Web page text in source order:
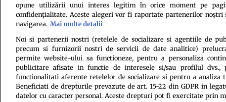
opune utilizării unui interes legitim în orice moment pe
confidențialitate. Aceste alegeri vor fi raportate partenerilor noștri
navigarea. Mai multe detalii
Noi si partenerii nostri (retelele de socializare si agentiile de
precum si furnizorii nostri de servicii de date analitice)
permite website-ului sa functioneze, pentru a personaliza
publicitare afisate in functie de interesele si/sau profilul
functionalitati aferente retelelor de socializare si pentru a analiza
Beneficiati de drepturile prevazute de art. 15-22 din GDPR in
datelor cu caracter personal. Aceste drepturi pot fi exercitate prin